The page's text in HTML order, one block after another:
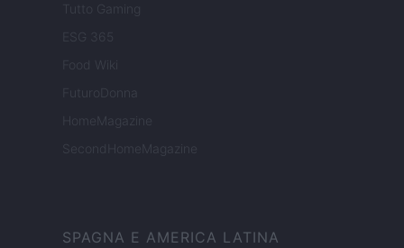
Tutto Gaming
ESG 365
Food Wiki
FuturoDonna
HomeMagazine
SecondHomeMagazine
SPAGNA E AMERICA LATINA